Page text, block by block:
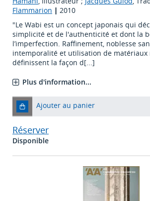
Flammarion | 2010
"Le Wabi est un concept japonais qui
simplicité et de l'authenticité et dont la
l’imperfection. Raffinement, noblesse
intemporalité et utilisation de matériaux
définissent la façon d[...]
Plus d'information...
Ajouter au panier
Réserver
Disponible